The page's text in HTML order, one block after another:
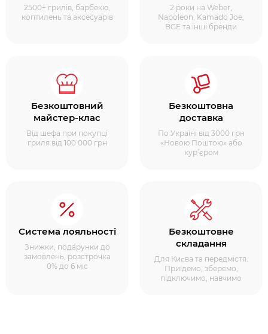
2500+ грилів, барбекю,
коптилень та аксесуарів
2 роки на Weber,
Napoleon, Kamado Joe,
BGE та інші бренди
Безкоштовний
майстер-клас
Від шефа при покупці
гриля від 100 000 грн
Безкоштовна
доставка
По Україні від 3000 грн
«Новою Поштою» або
кур’єром
Система лояльності
Знижки, подарунки до
замовлень, розстрочка
0% до 6 міс
Безкоштовне
складання
Для Києва та передмістя.
Приїдемо, зберемо,
підключимо, навчимо